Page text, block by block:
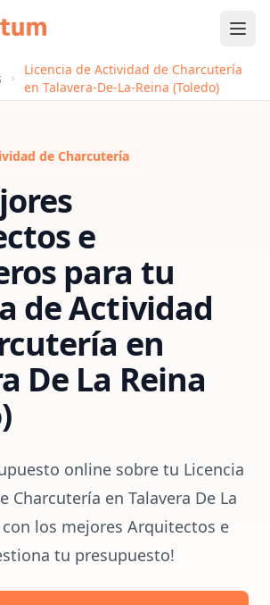
Licencia de Actividad de Charcutería
en Talavera-De-La-Reina (Toledo)
de Charcutería
e
para tu
de Actividad
en
De La Reina
online sobre tu Licencia
Charcutería en Talavera De La
con los mejores Arquitectos e
tu presupuesto!